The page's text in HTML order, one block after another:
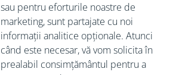
sau pentru eforturile noastre de
marketing, sunt partajate cu noi
informații analitice opționale. Atunci
când este necesar, vă vom solicita în
prealabil consimțământul pentru a